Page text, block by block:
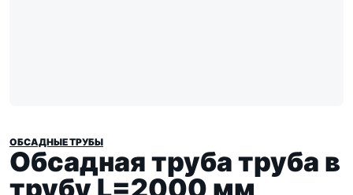
ОБСАДНЫЕ ТРУБЫ
Обсадная труба труба в
трубу L=2000 мм